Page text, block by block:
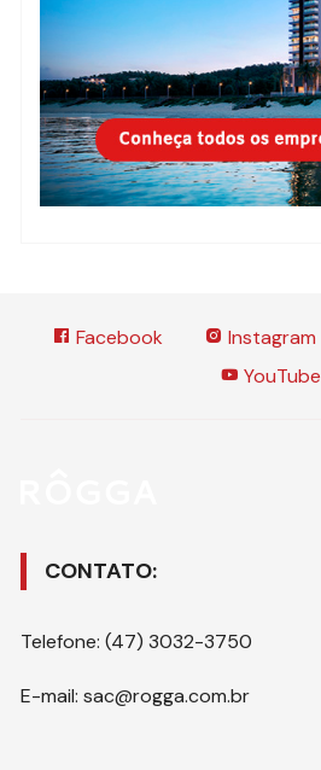
Facebook Instagram
YouTube
CONTATO:
Telefone: (47) 3032-3750
E-mail: sac@rogga.com.br